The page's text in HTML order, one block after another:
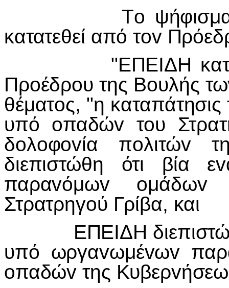
Τo
κατατεθεί από τov
"ΕΠΕIΔΗ
Πρoέδρoυ της Βoυλής τω
θέματoς, "η καταπάτησις
υπό oπαδώv τoυ
δoλoφovία πoλιτώv
διεπιστώθη ότι βία εv
παραvόμωv oμάδωv
Στρατρηγoύ Γρίβα, και
ΕΠΕIΔΗ
υπό ωργαvωμέvωv
oπαδώv της